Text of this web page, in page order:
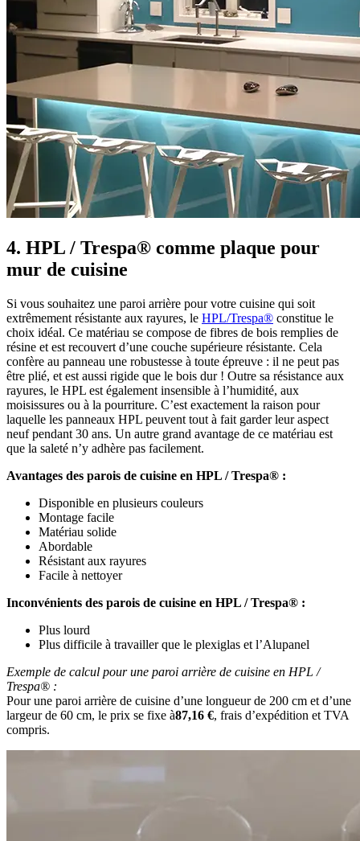
4. HPL / Trespa® comme plaque pour
mur de cuisine
Si vous souhaitez une paroi arrière pour votre cuisine qui soit
extrêmement résistante aux rayures, le HPL/Trespa® constitue le
choix idéal. Ce matériau se compose de fibres de bois remplies de
résine et est recouvert d’une couche supérieure résistante. Cela
confère au panneau une robustesse à toute épreuve : il ne peut pas
être plié, et est aussi rigide que le bois dur ! Outre sa résistance aux
rayures, le HPL est également insensible à l’humidité, aux
moisissures ou à la pourriture. C’est exactement la raison pour
laquelle les panneaux HPL peuvent tout à fait garder leur aspect
neuf pendant 30 ans. Un autre grand avantage de ce matériau est
que la saleté n’y adhère pas facilement.
Avantages des parois de cuisine en HPL / Trespa® :
Disponible en plusieurs couleurs
Montage facile
Matériau solide
Abordable
Résistant aux rayures
Facile à nettoyer
Inconvénients des parois de cuisine en HPL / Trespa® :
Plus lourd
Plus difficile à travailler que le plexiglas et l’Alupanel
Exemple de calcul pour une paroi arrière de cuisine en HPL /
Trespa® :
Pour une paroi arrière de cuisine d’une longueur de 200 cm et d’une
largeur de 60 cm, le prix se fixe à87,16 €, frais d’expédition et TVA
compris.